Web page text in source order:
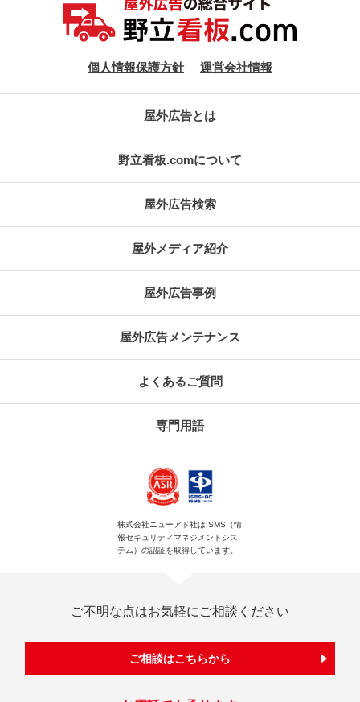
個人情報保護方針 運営会社情報
屋外広告とは
野立看板.comについて
屋外広告検索
屋外メディア紹介
屋外広告事例
屋外広告メンテナンス
よくあるご質問
専門用語
株式会社ニューアド社はISMS（情
報セキュリティマネジメントシス
テム）の認証を取得しています。
ご不明な点はお気軽にご相談ください
ご相談はこちらから